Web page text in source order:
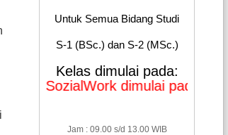
Untuk Semua Bidang Studi
S-1 (BSc.) dan S-2 (MSc.)
Kelas dimulai pada:
SozialWork dimulai pada Januari &
Jam : 09.00 s/d 13.00 WIB